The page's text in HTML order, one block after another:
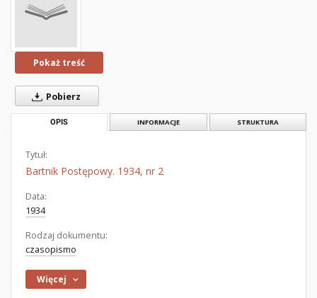
Pokaż treść
Pobierz
OPIS INFORMACJE STRUKTURA
Tytuł:
Bartnik Postępowy. 1934, nr 2
Data:
1934
Rodzaj dokumentu:
czasopismo
Więcej